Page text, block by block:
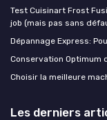
Test Cuisinart Frost
job (mais pas sans
Dépannage Express:
Conservation Optimum
Choisir la meilleure
Les derniers